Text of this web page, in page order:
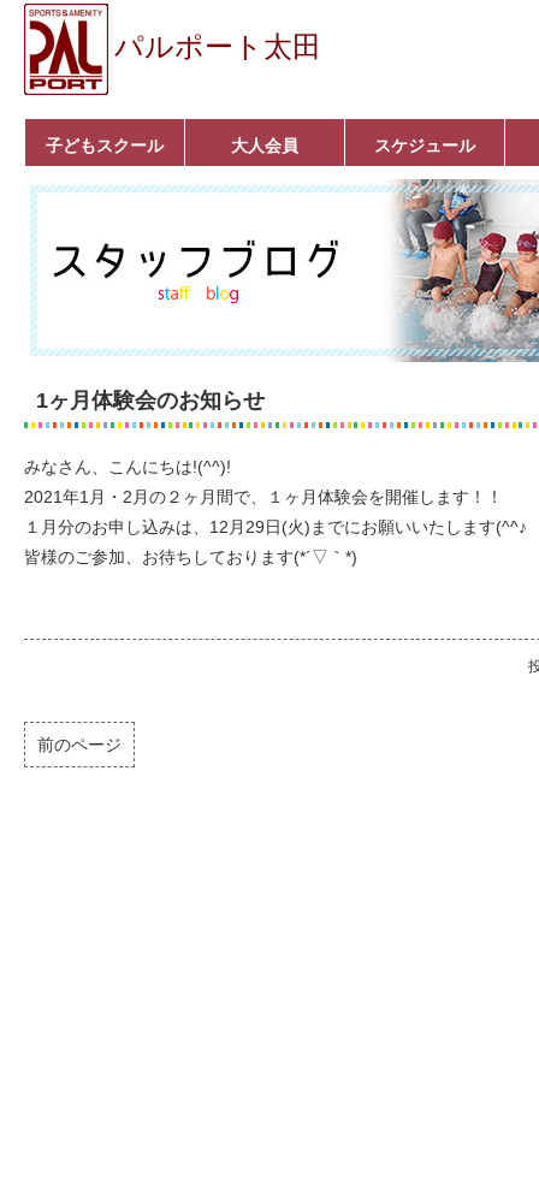
パルポート太田
子どもスクール
ベビーコース
幼児コース
小学生コース
育成コース
選手コース
キッズパーク(体操教
室)
クラシックバレエ
ボルダリング
■入会案内
大人会員
いきいきコース
トライアスロン
フィットネス
■入会案内
スケジュール
1ヶ月体験会のお知らせ
みなさん、こんにちは!(^^)!
2021年1月・2月の２ヶ月間で、１ヶ月体験会を開催します！！
１月分のお申し込みは、12月29日(火)までにお願いいたします(^^♪
皆様のご参加、お待ちしております(*´▽｀*)
前のページ